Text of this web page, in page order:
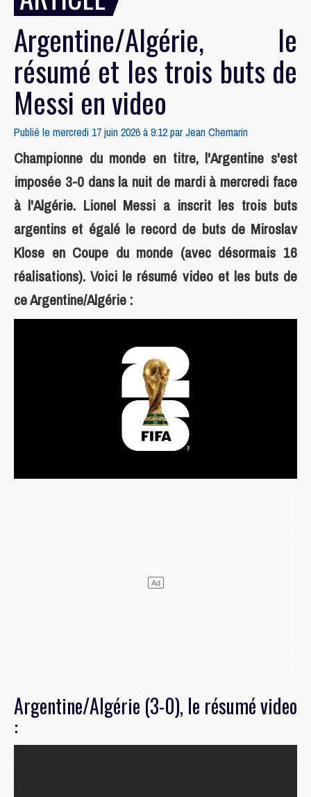
Argentine/Algérie, le
résumé et les trois buts de
Messi en video
Publié le mercredi 17 juin 2026 à 9:12 parJean Chemarin
Championne du monde en titre, l'Argentine s'est
imposée 3-0 dans la nuit de mardi à mercredi face
à l'Algérie. Lionel Messi a inscrit les trois buts
argentins et égalé le record de buts de Miroslav
Klose en Coupe du monde (avec désormais 16
réalisations). Voici le résumé video et les buts de
ce Argentine/Algérie :
Argentine/Algérie (3-0), le résumé video
: